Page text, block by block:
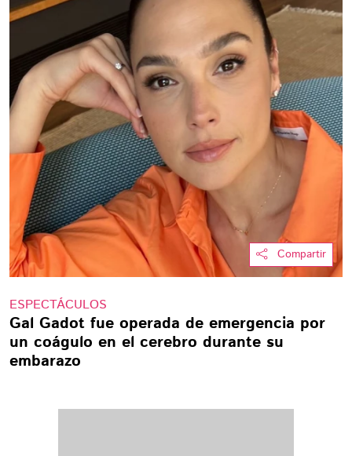
Compartir
ESPECTÁCULOS
Gal Gadot fue operada de emergencia por
un coágulo en el cerebro durante su
embarazo